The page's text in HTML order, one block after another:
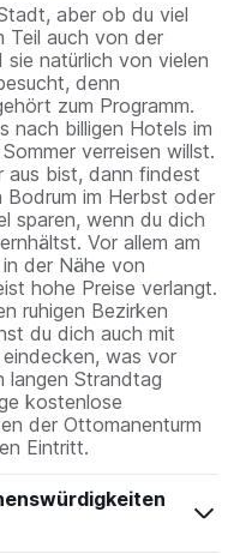
aber ob du viel
Teil auch von der
natürlich von vielen
denn
zum Programm.
nach billigen Hotels im
verreisen willst.
aus bist, dann findest
Bodrum im Herbst oder
sparen, wenn du dich
Vor allem am
der Nähe von
hohe Preise verlangt.
ruhigen Bezirken
du dich auch mit
was vor
langen Strandtag
kostenlose
der Ottomanenturm
Eintritt.